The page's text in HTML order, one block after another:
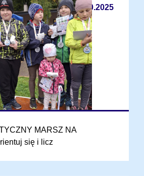
12.10.2025
MARSZ NA
się i licz